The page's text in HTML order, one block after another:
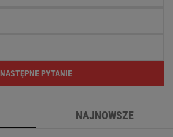
NASTĘPNE PYTANIE
NAJNOWSZE